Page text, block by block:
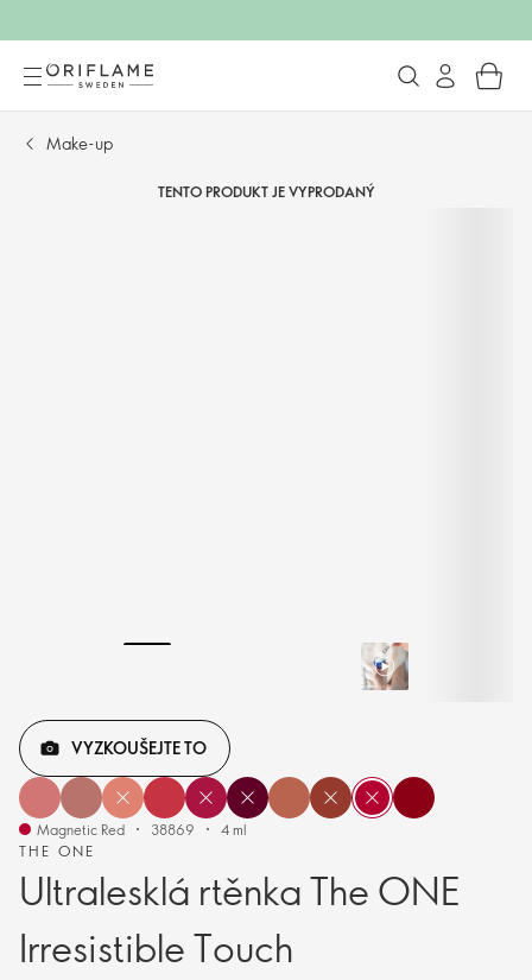
Make-up
TENTO PRODUKT JE VYPRODANÝ
THE ONE
Ultralesklá rtěnka The ONE
Irresistible Touch
VYZKOUŠEJTE TO
Magnetic Red 38869 4 ml